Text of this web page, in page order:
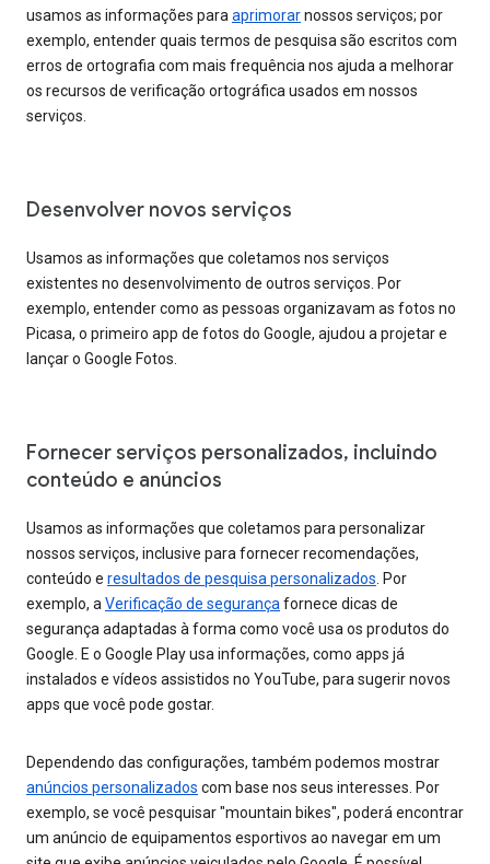
usamos as informações para aprimorarnossos serviços; por
exemplo, entender quais termos de pesquisa são escritos com
erros de ortografia com mais frequência nos ajuda a melhorar
os recursos de verificação ortográfica usados em nossos
serviços.
Desenvolver novos serviços
Usamos as informações que coletamos nos serviços
existentes no desenvolvimento de outros serviços. Por
exemplo, entender como as pessoas organizavam as fotos no
Picasa, o primeiro app de fotos do Google, ajudou a projetar e
lançar o Google Fotos.
Fornecer serviços personalizados, incluindo
conteúdo e anúncios
Usamos as informações que coletamos para personalizar
nossos serviços, inclusive para fornecer recomendações,
conteúdo e resultados de pesquisa personalizados . Por
exemplo, a Verificação de segurança fornece dicas de
segurança adaptadas à forma como você usa os produtos do
Google. E o Google Play usa informações, como apps já
instalados e vídeos assistidos no YouTube, para sugerir novos
apps que você pode gostar.
Dependendo das configurações, também podemos mostrar
anúncios personalizados com base nos seus interesses. Por
exemplo, se você pesquisar "mountain bikes", poderá encontrar
um anúncio de equipamentos esportivos ao navegar em um